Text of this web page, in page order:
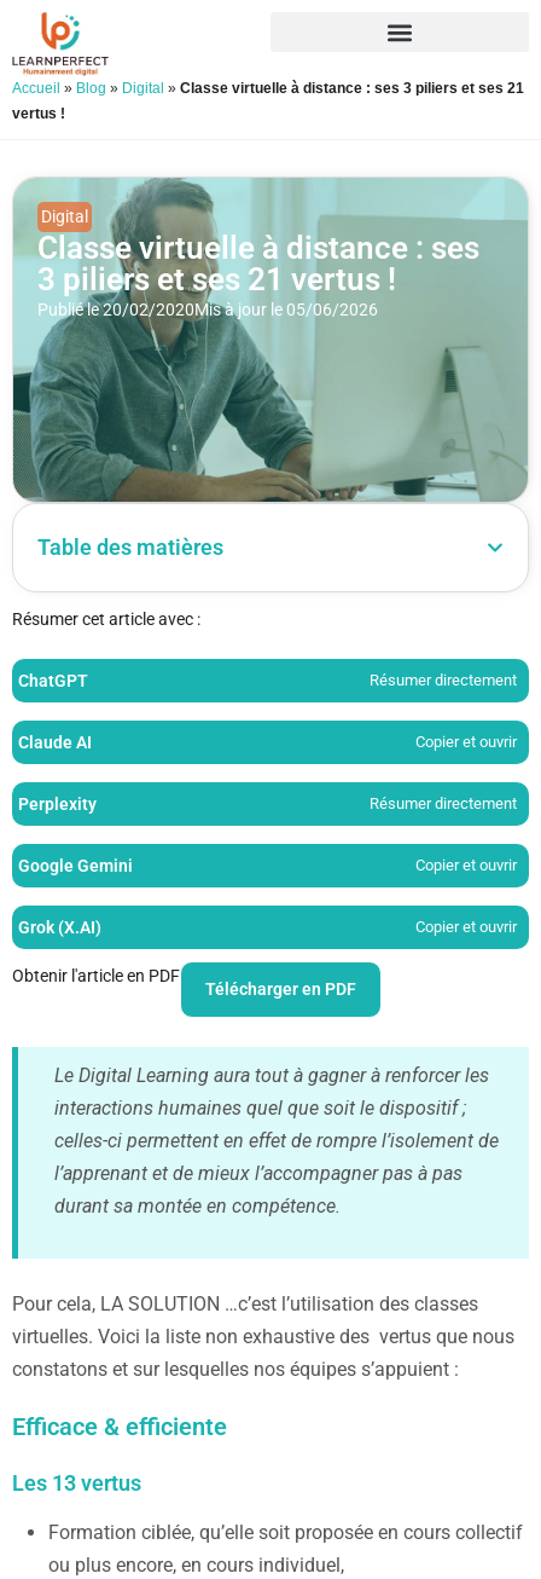
Accueil » Blog » Digital » Classe virtuelle à distance : ses 3 piliers et ses 21
vertus !
Digital
Classe virtuelle à distance : ses
3 piliers et ses 21 vertus !
Publié le 20/02/2020Mis à jour le 05/06/2026
Table des matières
Résumer cet article avec :
ChatGPT Résumer directement
Claude AI Copier et ouvrir
Perplexity Résumer directement
Google Gemini Copier et ouvrir
Grok (X.AI) Copier et ouvrir
Obtenir l'article en PDF
Télécharger en PDF
Le Digital Learning aura tout à gagner à renforcer les
interactions humaines quel que soit le dispositif ;
celles-ci permettent en effet de rompre l’isolement de
l’apprenant et de mieux l’accompagner pas à pas
durant sa montée en compétence.
Pour cela, LA SOLUTION …c’est l’utilisation des classes
virtuelles. Voici la liste non exhaustive des vertus que nous
constatons et sur lesquelles nos équipes s’appuient :
Efficace & efficiente
Les 13 vertus
Formation ciblée, qu’elle soit proposée en cours collectif
ou plus encore, en cours individuel,